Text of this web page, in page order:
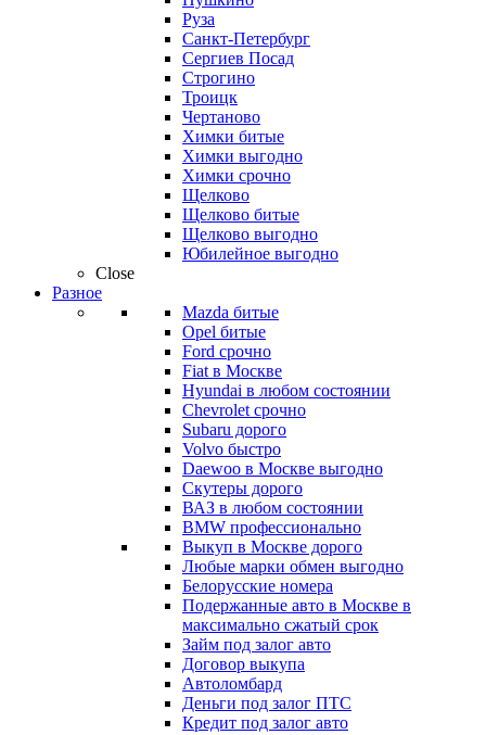
Руза
Санкт-Петербург
Сергиев Посад
Строгино
Троицк
Чертаново
Химки битые
Химки выгодно
Химки срочно
Щелково
Щелково битые
Щелково выгодно
Юбилейное выгодно
Close
Разное
Mazda битые
Opel битые
Ford срочно
Fiat в Москве
Hyundai в любом состоянии
Chevrolet срочно
Subaru дорого
Volvo быстро
Daewoo в Москве выгодно
Скутеры дорого
ВАЗ в любом состоянии
BMW профессионально
Выкуп в Москве дорого
Любые марки обмен выгодно
Белорусские номера
Подержанные авто в Москве в
максимально сжатый срок
Займ под залог авто
Договор выкупа
Автоломбард
Деньги под залог ПТС
Кредит под залог авто